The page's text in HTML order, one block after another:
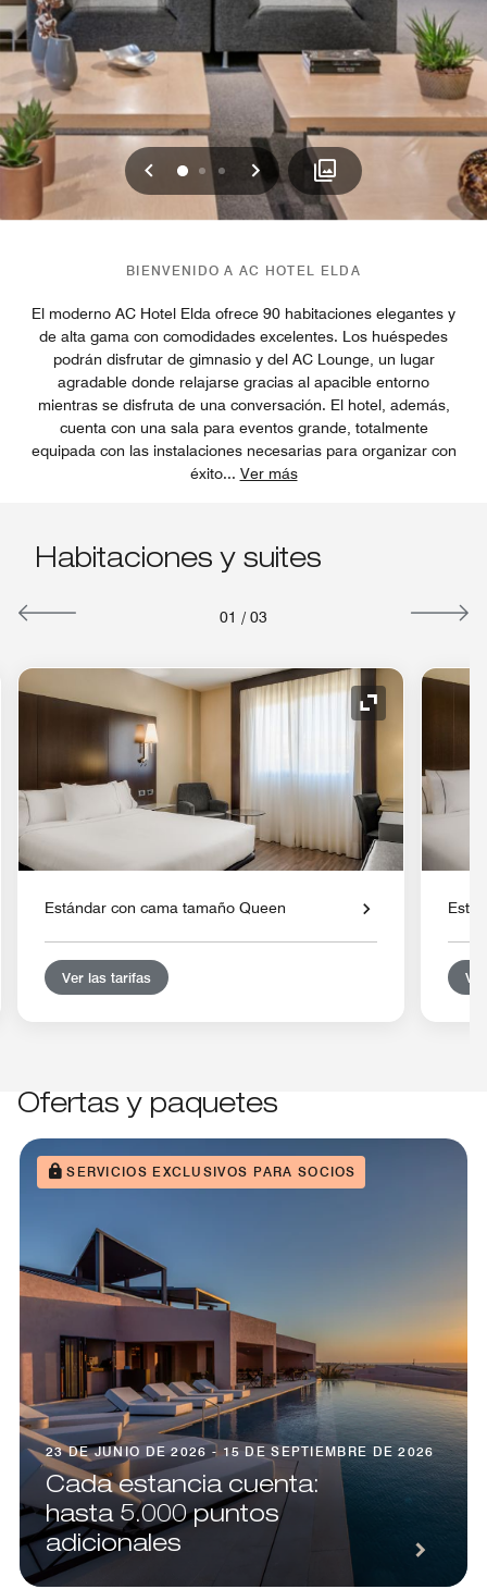
Anterior
0 1 2 Siguiente
BIENVENIDO A AC HOTEL ELDA
El moderno AC Hotel Elda ofrece 90 habitaciones elegantes y
de alta gama con comodidades excelentes. Los huéspedes
podrán disfrutar de gimnasio y del AC Lounge, un lugar
agradable donde relajarse gracias al apacible entorno
mientras se disfruta de una conversación. El hotel, además,
cuenta con una sala para eventos grande, totalmente
equipada con las instalaciones necesarias para organizar con
éxito... Ver más
Habitaciones y suites
01 / 03
de expansión Icono de
Estándar con cama tamaño Queen
Ver las tarifas
Ofertas y paquetes
SERVICIOS EXCLUSIVOS PARA SOCIOS
23 DE JUNIO DE 2026 - 15 DE SEPTIEMBRE DE 2026
Cada estancia cuenta:
hasta 5.000 puntos
adicionales